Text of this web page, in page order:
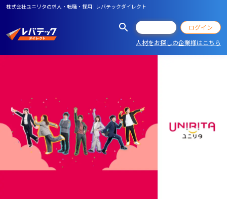
株式会社ユニリタの求人・転職・採用 | レバテックダイレクト
ログイン
人材をお探しの企業様はこちら